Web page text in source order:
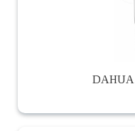
DAHUA